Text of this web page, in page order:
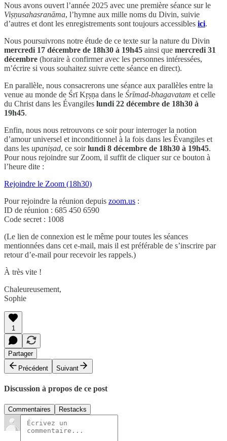
Nous avons ouvert l’année 2025 avec une première séance sur le
Viṣṇusahasranāma, l’hymne aux mille noms du Divin, suivie
d’autres et dont les enregistrements sont toujours accessibles ici.
Nous poursuivrons notre étude de ce texte sur la nature du Divin
mercredi 17 décembre de 18h30 à 19h45 ainsi que mercredi 31
décembre (horaire à confirmer avec les personnes intéressées,
m’écrire si vous souhaitez suivre cette séance en direct).
En parallèle, nous consacrerons une séance aux parallèles entre la
venue au monde de Śrī Kṛṣṇa dans le Śrīmad-bhagavatam et celle
du Christ dans les Évangiles lundi 22 décembre de 18h30 à
19h45.
Enfin, nous nous retrouvons ce soir pour interroger la notion
d’amour universel et inconditionnel à la fois dans les Évangiles et
dans les upaniṣad, ce soirlundi 8 décembre de 18h30 à 19h45.
Pour nous rejoindre sur Zoom, il suffit de cliquer sur ce bouton à
l’heure dite :
Rejoindre le Zoom (18h30)
Pour rejoindre la réunion depuis zoom.us :
ID de réunion : 685 450 6590
Code secret : 1008
(Le lien de connexion est le même pour toutes les séances
mentionnées dans cet e-mail, mais il est préférable de s’inscrire par
retour d’e-mail pour recevoir les rappels.)
À très vite !
Chaleureusement,
Sophie
1
Partager
Précédent
Suivant
Discussion à propos de ce post
Commentaires Restacks